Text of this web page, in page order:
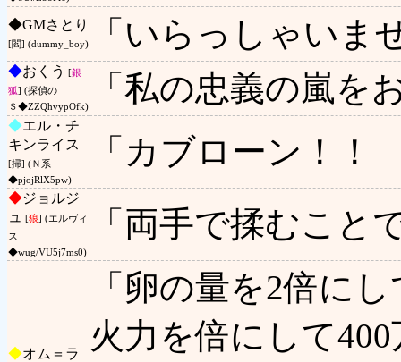
◆GMさとり
[閻] (dummy_boy) 「いらっしゃいま
◆おくう [銀
狐] (探偵の
＄◆ZZQhvypOfk)
「私の忠義の嵐を
◆エル・チ
キンライス
[掃] (Ｎ系
◆pjojRlX5pw)
「カブローン！
◆ジョルジ
ュ
[狼] (エルヴィ
ス
◆wug/VU5j7ms0)
「両手で揉むこ
◆オム＝ラ
「卵の量を2倍に
火力を倍にして